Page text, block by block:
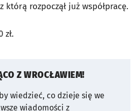
którą rozpoczął już współpracę.
zł.
Z WROCŁAWIEM!
wiedzieć, co dzieje się we
wiadomości z